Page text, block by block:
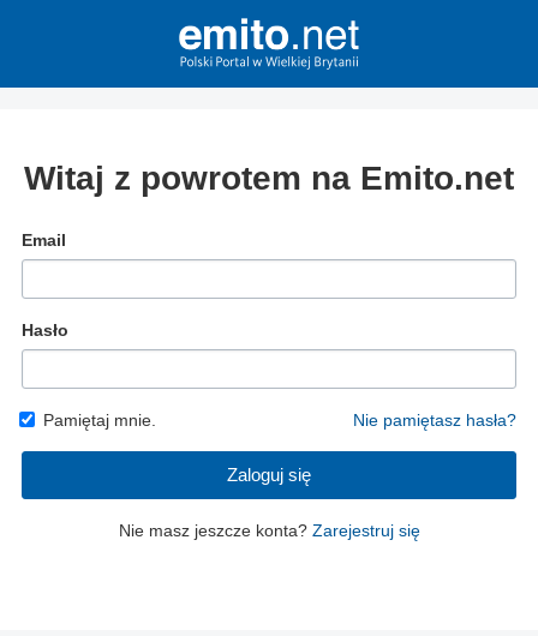
Witaj z powrotem na Emito.net
Email
Hasło
Pamiętaj mnie. Nie pamiętasz hasła?
Zaloguj się
Nie masz jeszcze konta? Zarejestruj się